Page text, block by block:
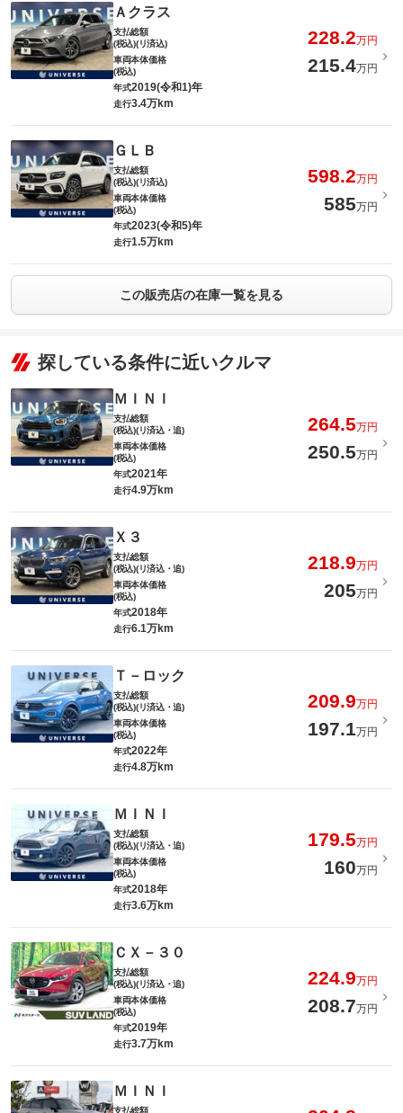
Ａクラス
支払総額
(税込)(リ済込)
228.2万円
車両本体価格
(税込)
215.4万円
年式2019(令和1)年
走行3.4万km
ＧＬＢ
支払総額
(税込)(リ済込)
598.2万円
車両本体価格
(税込)
585万円
年式2023(令和5)年
走行1.5万km
この販売店の在庫一覧を見る
探している条件に近いクルマ
ＭＩＮＩ
支払総額
(税込)(リ済込・追)
264.5万円
車両本体価格
(税込)
250.5万円
年式2021年
走行4.9万km
Ｘ３
支払総額
(税込)(リ済込・追)
218.9万円
車両本体価格
(税込)
205万円
年式2018年
走行6.1万km
Ｔ－ロック
支払総額
(税込)(リ済込・追)
209.9万円
車両本体価格
(税込)
197.1万円
年式2022年
走行4.8万km
ＭＩＮＩ
支払総額
(税込)(リ済込・追)
179.5万円
車両本体価格
(税込)
160万円
年式2018年
走行3.6万km
ＣＸ－３０
支払総額
(税込)(リ済込・追)
224.9万円
車両本体価格
(税込)
208.7万円
年式2019年
走行3.7万km
ＭＩＮＩ
支払総額